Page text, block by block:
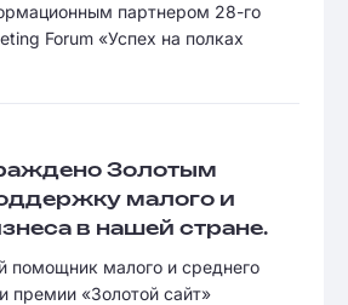
партнером 28-го
Forum «Успех на полках
Золотым
малого и
в нашей стране.
помощник малого и среднего
премии «Золотой сайт»